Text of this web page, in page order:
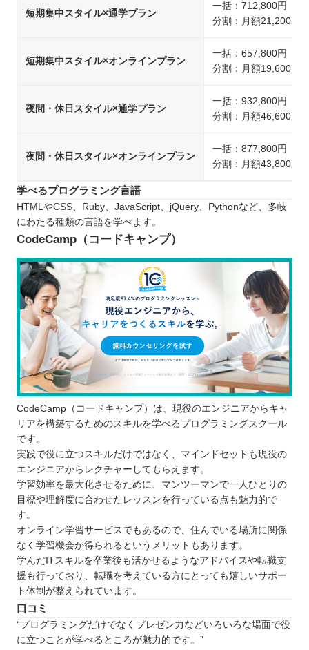
短期集中スタイル×通学プラン
一括：712,800円（税
分割：月額21,200円
短期集中スタイル×オンラインプラン
一括：657,800円（税
分割：月額19,600円
夜間・休日スタイル×通学プラン
一括：932,800円（税
分割：月額46,600円
夜間・休日スタイル×オンラインプラン
一括：877,800円（税
分割：月額43,800円
学べるプログラミング言語
HTMLやCSS、Ruby、JavaScript、jQuery、Pythonなど、多岐
にわたる種類の言語を学べます。
CodeCamp（コードキャンプ）
CodeCamp（コードキャンプ）は、現役のエンジニアからキャ
リアを構築するためのスキルを学べるプログラミングスクール
です。
実践で役に立つスキルだけではなく、マインドセットも現役の
エンジニアからレクチャーしてもらえます。
学習効率を最大化させるために、マンツーマンで一人ひとりの
目標や理解度に合わせたレッスンを行っている点も魅力的で
す。
オンライン学習サービスでもあるので、住んでいる場所に関係
なく学習機会が得られるというメリットもあります。
学んだITスキルを卒業後も活かせるようなアドバイスや転職支
援も行っており、転職を考えている方にとっても嬉しいサポー
ト体制が整えられています。
口コミ
“プログラミングだけでなくプレゼン力などいろいろな場面で役
に立つことが学べるところが魅力的です。”